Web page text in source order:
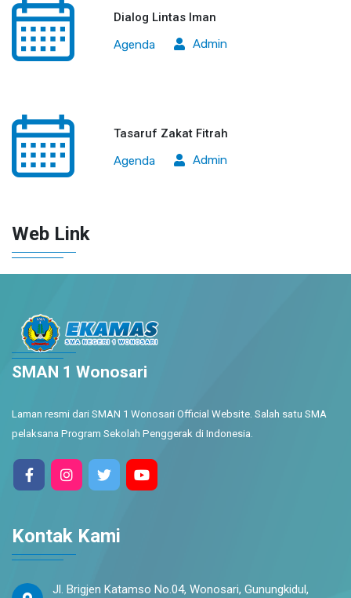
Dialog Lintas Iman
Agenda
Admin
Tasaruf Zakat Fitrah
Agenda
Admin
Web Link
SMAN 1 Wonosari
Laman resmi dari SMAN 1 Wonosari Official Website. Salah satu SMA
pelaksana Program Sekolah Penggerak di Indonesia.
Kontak Kami
Jl. Brigjen Katamso No.04, Wonosari, Gunungkidul,